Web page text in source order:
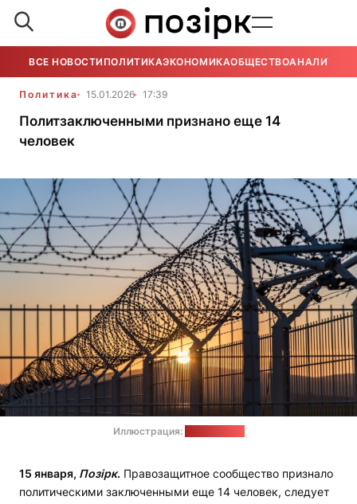
ВСЕ НОВОСТИ ПОЛИТИКАЭКОНОМИКАОБЩЕСТВОАНАЛИТИКА
Политика 15.01.2026 17:39
Политзаключенными признано еще 14
человек
Иллюстрация:
15 января, Позірк. Правозащитное сообщество признало
политическими заключенными еще 14 человек, следует